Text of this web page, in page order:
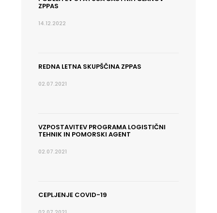
ZPPAS
14.12.2022
REDNA LETNA SKUPŠČINA ZPPAS
02.07.2021
VZPOSTAVITEV PROGRAMA LOGISTIČNI
TEHNIK IN POMORSKI AGENT
02.07.2021
CEPLJENJE COVID-19